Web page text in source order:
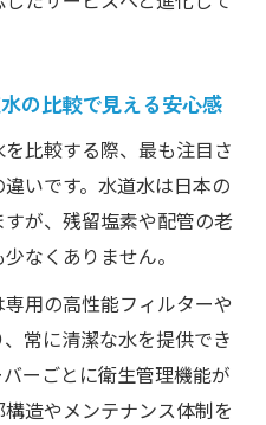
の比較で見える安心感
比較する際、最も注目さ
いです。水道水は日本の
が、残留塩素や配管の老
なくありません。
用の高性能フィルターや
常に清潔な水を提供でき
ーごとに衛生管理機能が
造やメンテナンス体制を